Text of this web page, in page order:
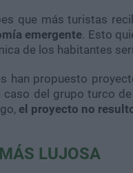
que más turistas
emergente. Esto
de los habitantes
han propuesto
del grupo turco
el proyecto no
LUJOSA